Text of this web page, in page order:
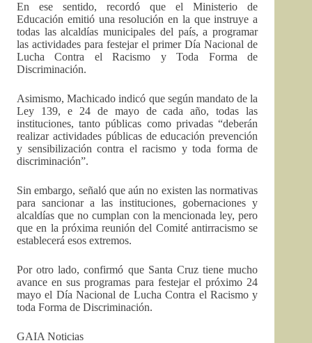
En ese sentido, recordó que el Ministerio de
Educación emitió una resolución en la que instruye a
todas las alcaldías municipales del país, a programar
las actividades para festejar el primer Día Nacional de
Lucha Contra el Racismo y Toda Forma de
Discriminación.
Asimismo, Machicado indicó que según mandato de la
Ley 139, e 24 de mayo de cada año, todas las
instituciones, tanto públicas como privadas “deberán
realizar actividades públicas de educación prevención
y sensibilización contra el racismo y toda forma de
discriminación”.
Sin embargo, señaló que aún no existen las normativas
para sancionar a las instituciones, gobernaciones y
alcaldías que no cumplan con la mencionada ley, pero
que en la próxima reunión del Comité antirracismo se
establecerá esos extremos.
Por otro lado, confirmó que Santa Cruz tiene mucho
avance en sus programas para festejar el próximo 24
mayo el Día Nacional de Lucha Contra el Racismo y
toda Forma de Discriminación.
GAIA Noticias